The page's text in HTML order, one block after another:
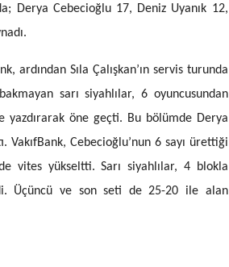
Derya Cebecioğlu 17, Deniz Uyanık 12,
ardından Sıla Çalışkan’ın servis turunda
sarı siyahlılar, 6 oyuncusundan
yazdırarak öne geçti. Bu bölümde Derya
VakıfBank, Cebecioğlu’nun 6 sayı ürettiği
vites yükseltti. Sarı siyahlılar, 4 blokla
Üçüncü ve son seti de 25-20 ile alan